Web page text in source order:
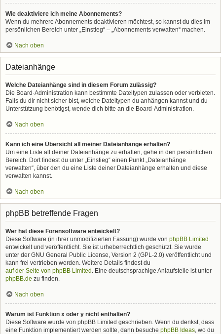
Wie deaktiviere ich meine Abonnements?
Wenn du mehrere Abonnements deaktivieren möchtest, so kannst du dies im
persönlichen Bereich unter „Einstieg“ – „Abonnements verwalten“ machen.
Nach oben
Dateianhänge
Welche Dateianhänge sind in diesem Forum zulässig?
Die Board-Administration kann bestimmte Dateitypen zulassen oder verbieten.
Falls du dir nicht sicher bist, welche Dateitypen du anhängen kannst und du
Unterstützung benötigst, wende dich bitte an die Board-Administration.
Nach oben
Kann ich eine Übersicht all meiner Dateianhänge erhalten?
Um eine Liste all deiner Dateianhänge zu erhalten, gehe in den persönlichen
Bereich. Dort findest du unter „Einstieg“ einen Punkt „Dateianhänge
verwalten“, über den du eine Liste deiner Dateianhänge erhalten und diese
verwalten kannst.
Nach oben
phpBB betreffende Fragen
Wer hat diese Forensoftware entwickelt?
Diese Software (in ihrer unmodifizierten Fassung) wurde von phpBB Limited
entwickelt und veröffentlicht. Sie ist urheberrechtlich geschützt. Sie wurde
unter der GNU General Public License, Version 2 (GPL-2.0) veröffentlicht und
kann frei vertrieben werden. Weitere Details findest du
auf der Seite von phpBB Limited . Eine deutschsprachige Anlaufstelle ist unter
phpBB.de zu finden.
Nach oben
Warum ist Funktion x oder y nicht enthalten?
Diese Software wurde von phpBB Limited geschrieben. Wenn du denkst, dass
eine Funktion implementiert werden sollte, dann besuche phpBB Ideas, wo du